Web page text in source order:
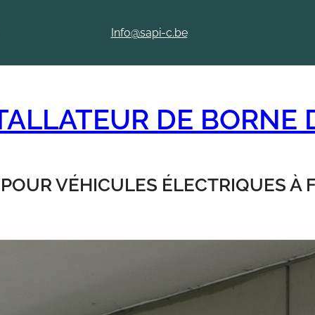
Info@sapi-c.be
DE BORNE
VÉHICULES ÉLECTRIQUES